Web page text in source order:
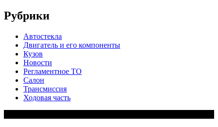
Рубрики
Автостекла
Двигатель и его компоненты
Кузов
Новости
Регламентное ТО
Салон
Трансмиссия
Ходовая часть